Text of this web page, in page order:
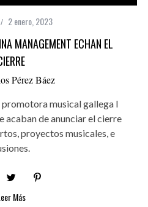
2 enero, 2023
MANAGEMENT ECHAN EL
Pérez Báez
promotora musical gallega I
acaban de anunciar el cierre
proyectos musicales, e
Más